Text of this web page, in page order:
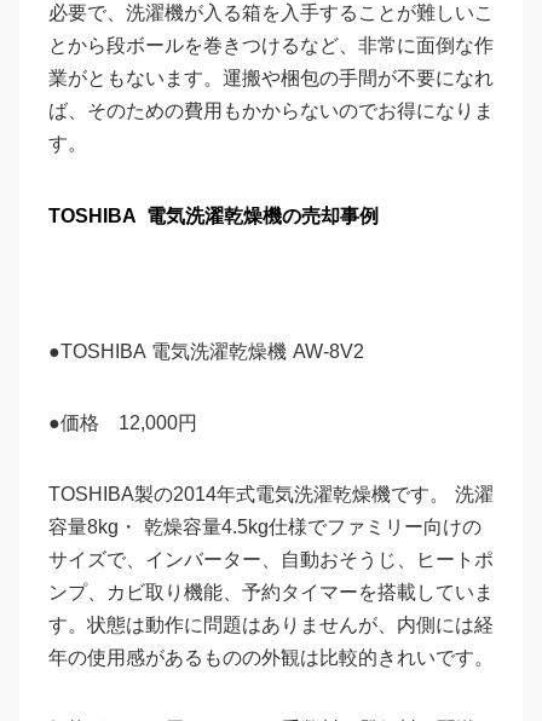
必要で、洗濯機が入る箱を入手することが難しいこ
とから段ボールを巻きつけるなど、非常に面倒な作
業がともないます。運搬や梱包の手間が不要になれ
ば、そのための費用もかからないのでお得になりま
す。
TOSHIBA 電気洗濯乾燥機の売却事例
●TOSHIBA 電気洗濯乾燥機 AW-8V2
●価格 12,000円
TOSHIBA製の2014年式電気洗濯乾燥機です。 洗濯
容量8kg・ 乾燥容量4.5kg仕様でファミリー向けの
サイズで、インバーター、自動おそうじ、ヒートポ
ンプ、カビ取り機能、予約タイマーを搭載していま
す。状態は動作に問題はありませんが、内側には経
年の使用感があるものの外観は比較的きれいです。